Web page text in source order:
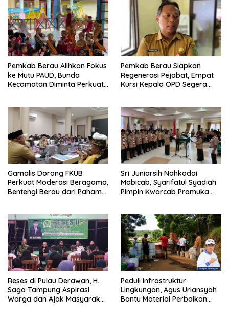
Pemkab Berau Alihkan Fokus
ke Mutu PAUD, Bunda
Kecamatan Diminta Perkuat
Pemkab Berau Siapkan
Regenerasi Pejabat, Empat
Kursi Kepala OPD Segera
Gamalis Dorong FKUB
Perkuat Moderasi Beragama,
Bentengi Berau dari Paham
Sri Juniarsih Nahkodai
Mabicab, Syarifatul Syadiah
Pimpin Kwarcab Pramuka
Reses di Pulau Derawan, H.
Saga Tampung Aspirasi
Warga dan Ajak Masyarakat
Peduli Infrastruktur
Lingkungan, Agus Uriansyah
Bantu Material Perbaikan